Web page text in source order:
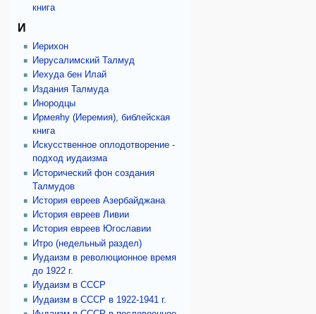
книга
И
Иерихон
Иерусалимский Талмуд
Иехуда бен Илай
Издания Талмуда
Инородцы
Ирмеяhу (Иеремия), библейская
книга
Искусственное оплодотворение -
подход иудаизма
Исторический фон создания
Талмудов
История евреев Азербайджана
История евреев Ливии
История евреев Югославии
Итро (недельный раздел)
Иудаизм в революционное время
до 1922 г.
Иудаизм в СССР
Иудаизм в СССР в 1922-1941 г.